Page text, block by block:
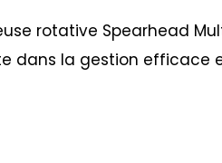
rotative Spearhead
dans la gestion efficace